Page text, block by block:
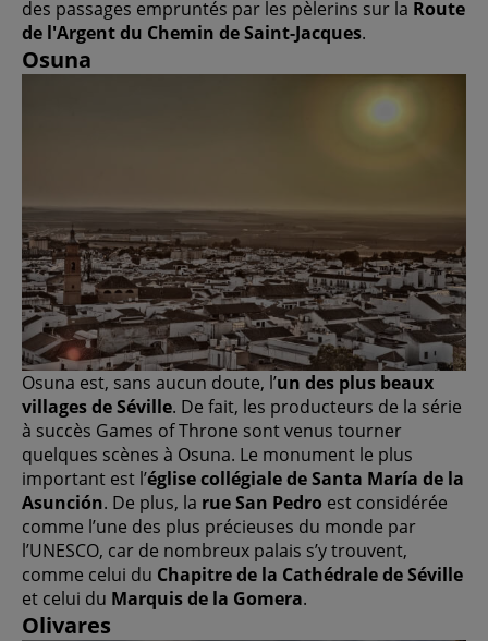
des passages empruntés par les pèlerins sur la Route
de l'Argent du Chemin de Saint-Jacques.
Osuna
Osuna est, sans aucun doute, l’un des plus beaux
villages de Séville. De fait, les producteurs de la série
à succès Games of Throne sont venus tourner
quelques scènes à Osuna. Le monument le plus
important est l’église collégiale de Santa María de la
Asunción. De plus, la rue San Pedro est considérée
comme l’une des plus précieuses du monde par
l’UNESCO, car de nombreux palais s’y trouvent,
comme celui du Chapitre de la Cathédrale de Séville
et celui du Marquis de la Gomera.
Olivares